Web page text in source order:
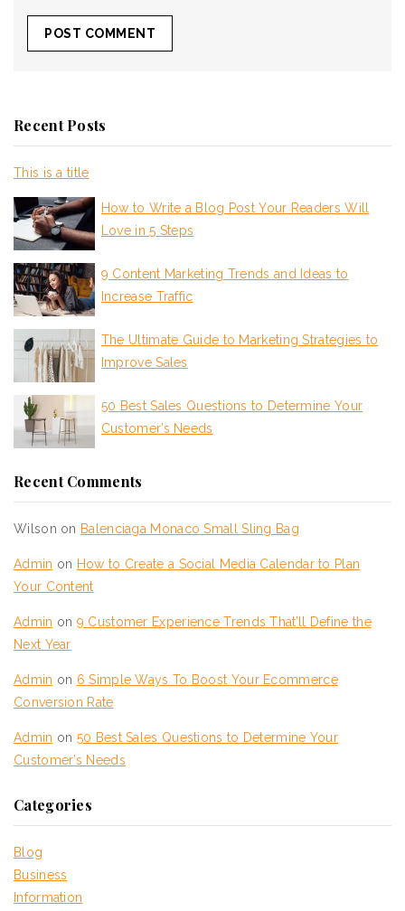
Recent Posts
This is a title
How to Write a Blog Post Your Readers Will
Love in 5 Steps
9 Content Marketing Trends and Ideas to
Increase Traffic
The Ultimate Guide to Marketing Strategies to
Improve Sales
50 Best Sales Questions to Determine Your
Customer’s Needs
Recent Comments
Wilson on Balenciaga Monaco Small Sling Bag
Admin on How to Create a Social Media Calendar to Plan
Your Content
Admin on 9 Customer Experience Trends That’ll Define the
Next Year
Admin on 6 Simple Ways To Boost Your Ecommerce
Conversion Rate
Admin on 50 Best Sales Questions to Determine Your
Customer’s Needs
Categories
Blog
Business
Information